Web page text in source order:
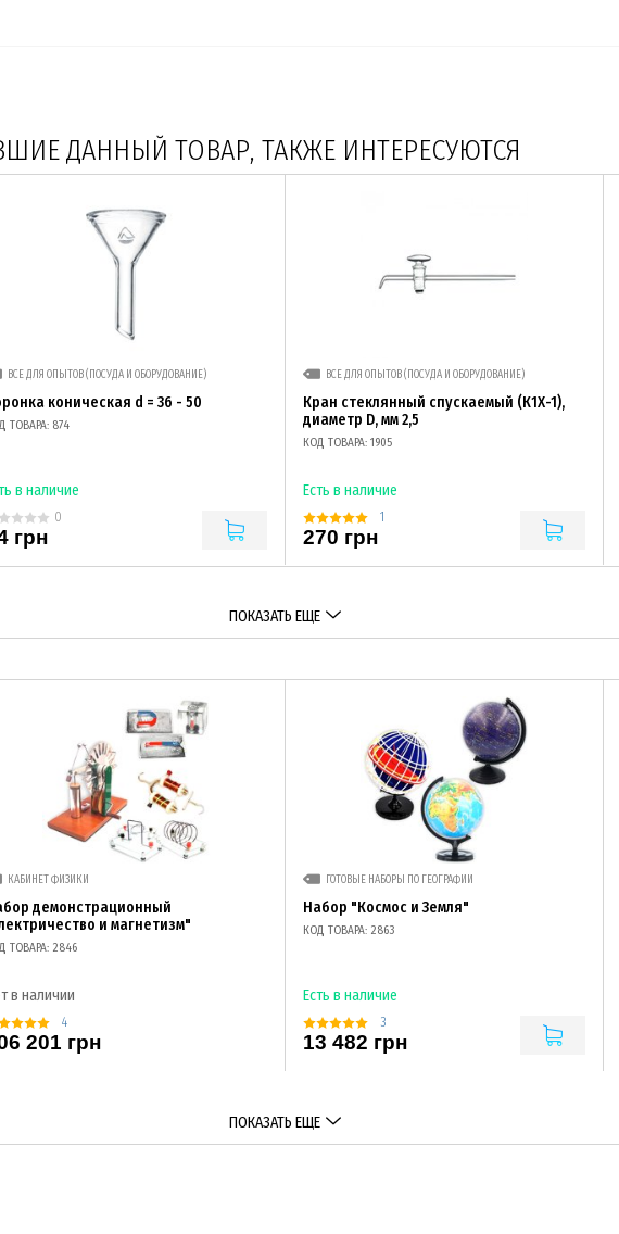
ДАННЫЙ ТОВАР, ТАКЖЕ ИНТЕРЕСУЮТСЯ
ВСЕ ДЛЯ ОПЫТОВ (ПОСУДА И ОБОРУДОВАНИЕ)
коническая d = 36 - 50
ТОВАРА: 874
в наличие
0
грн
ВСЕ ДЛЯ ОПЫТОВ (ПОСУДА И ОБОРУДОВАНИЕ)
Кран стеклянный спускаемый (К1Х-1),
диаметр D, мм 2,5
КОД ТОВАРА: 1905
Есть в наличие
1
270 грн
ПОКАЗАТЬ ЕЩЕ
КАБИНЕТ ФИЗИКИ
демонстрационный
и магнетизм"
ТОВАРА: 2846
в наличии
4
201 грн
ГОТОВЫЕ НАБОРЫ ПО ГЕОГРАФИИ
Набор "Космос и Земля"
КОД ТОВАРА: 2863
Есть в наличие
3
13 482 грн
ПОКАЗАТЬ ЕЩЕ